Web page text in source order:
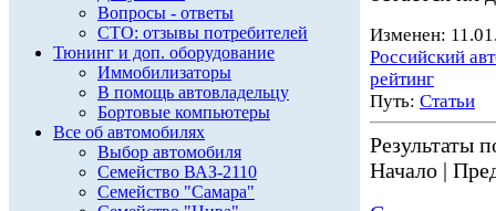
Вопросы - ответы
СТО: отзывы потребителей
Тюнинг и доп. оборудование
Иммобилизаторы
В помощь автовладельцу
Бортовые компьютеры
Все об автомобилях
Выбор автомобиля
Семейство ВАЗ-2110
Семейство "Самара"
Изменен:
Российский
рейтинг
Путь: Статьи
Результаты
Начало |